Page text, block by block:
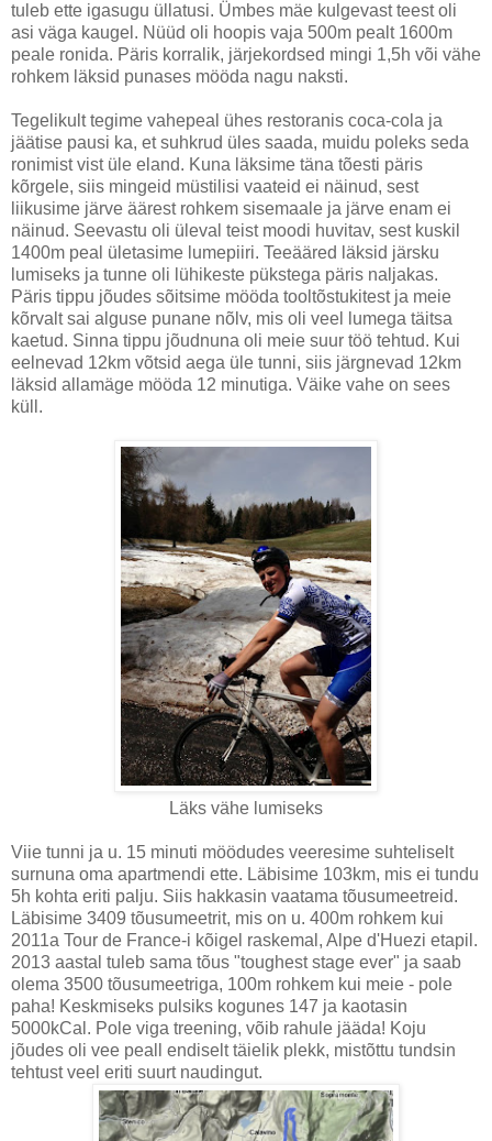
tuleb ette igasugu üllatusi. Ümbes mäe kulgevast teest oli
asi väga kaugel. Nüüd oli hoopis vaja 500m pealt 1600m
peale ronida. Päris korralik, järjekordsed mingi 1,5h või vähe
rohkem läksid punases mööda nagu naksti.
Tegelikult tegime vahepeal ühes restoranis coca-cola ja
jäätise pausi ka, et suhkrud üles saada, muidu poleks seda
ronimist vist üle eland. Kuna läksime täna tõesti päris
kõrgele, siis mingeid müstilisi vaateid ei näinud, sest
liikusime järve äärest rohkem sisemaale ja järve enam ei
näinud. Seevastu oli üleval teist moodi huvitav, sest kuskil
1400m peal ületasime lumepiiri. Teeääred läksid järsku
lumiseks ja tunne oli lühikeste pükstega päris naljakas.
Päris tippu jõudes sõitsime mööda tooltõstukitest ja meie
kõrvalt sai alguse punane nõlv, mis oli veel lumega täitsa
kaetud. Sinna tippu jõudnuna oli meie suur töö tehtud. Kui
eelnevad 12km võtsid aega üle tunni, siis järgnevad 12km
läksid allamäge mööda 12 minutiga. Väike vahe on sees
küll.
Läks vähe lumiseks
Viie tunni ja u. 15 minuti möödudes veeresime suhteliselt
surnuna oma apartmendi ette. Läbisime 103km, mis ei tundu
5h kohta eriti palju. Siis hakkasin vaatama tõusumeetreid.
Läbisime 3409 tõusumeetrit, mis on u. 400m rohkem kui
2011a Tour de France-i kõigel raskemal, Alpe d'Huezi etapil.
2013 aastal tuleb sama tõus "toughest stage ever" ja saab
olema 3500 tõusumeetriga, 100m rohkem kui meie - pole
paha! Keskmiseks pulsiks kogunes 147 ja kaotasin
5000kCal. Pole viga treening, võib rahule jääda! Koju
jõudes oli vee peall endiselt täielik plekk, mistõttu tundsin
tehtust veel eriti suurt naudingut.